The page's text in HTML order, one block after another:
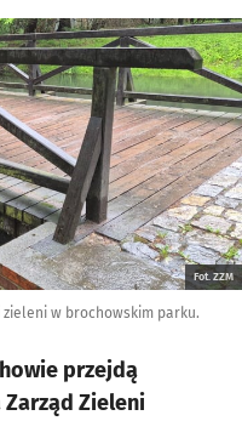
Fot. ZZM
w brochowskim parku.
przejdą
Zieleni